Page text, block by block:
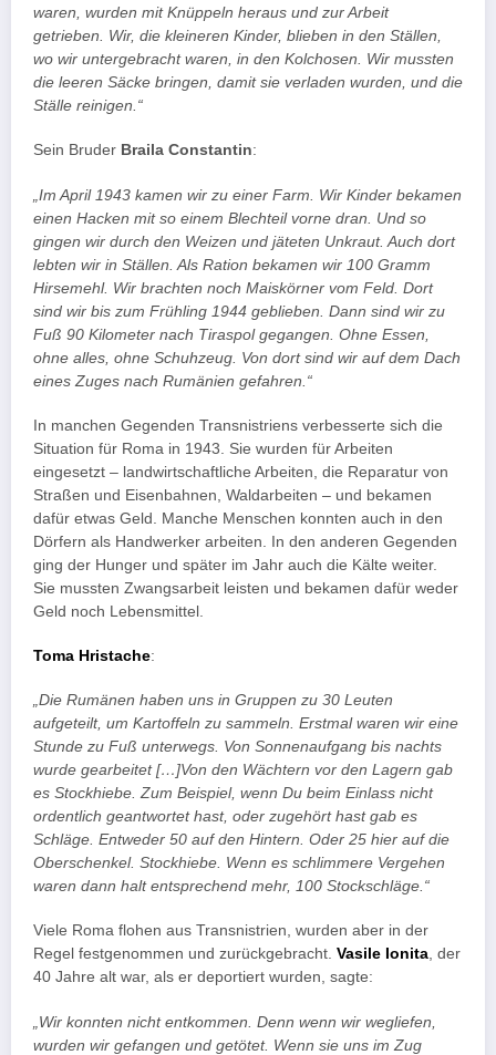
waren, wurden mit Knüppeln heraus und zur Arbeit
getrieben. Wir, die kleineren Kinder, blieben in den Ställen,
wo wir untergebracht waren, in den Kolchosen. Wir mussten
die leeren Säcke bringen, damit sie verladen wurden, und die
Ställe reinigen.“
Sein Bruder Braila Constantin:
„Im April 1943 kamen wir zu einer Farm. Wir Kinder bekamen
einen Hacken mit so einem Blechteil vorne dran. Und so
gingen wir durch den Weizen und jäteten Unkraut. Auch dort
lebten wir in Ställen. Als Ration bekamen wir 100 Gramm
Hirsemehl. Wir brachten noch Maiskörner vom Feld. Dort
sind wir bis zum Frühling 1944 geblieben. Dann sind wir zu
Fuß 90 Kilometer nach Tiraspol gegangen. Ohne Essen,
ohne alles, ohne Schuhzeug. Von dort sind wir auf dem Dach
eines Zuges nach Rumänien gefahren.“
In manchen Gegenden Transnistriens verbesserte sich die
Situation für Roma in 1943. Sie wurden für Arbeiten
eingesetzt – landwirtschaftliche Arbeiten, die Reparatur von
Straßen und Eisenbahnen, Waldarbeiten – und bekamen
dafür etwas Geld. Manche Menschen konnten auch in den
Dörfern als Handwerker arbeiten. In den anderen Gegenden
ging der Hunger und später im Jahr auch die Kälte weiter.
Sie mussten Zwangsarbeit leisten und bekamen dafür weder
Geld noch Lebensmittel.
Toma Hristache:
„Die Rumänen haben uns in Gruppen zu 30 Leuten
aufgeteilt, um Kartoffeln zu sammeln. Erstmal waren wir eine
Stunde zu Fuß unterwegs. Von Sonnenaufgang bis nachts
wurde gearbeitet […]Von den Wächtern vor den Lagern gab
es Stockhiebe. Zum Beispiel, wenn Du beim Einlass nicht
ordentlich geantwortet hast, oder zugehört hast gab es
Schläge. Entweder 50 auf den Hintern. Oder 25 hier auf die
Oberschenkel. Stockhiebe. Wenn es schlimmere Vergehen
waren dann halt entsprechend mehr, 100 Stockschläge.“
Viele Roma flohen aus Transnistrien, wurden aber in der
Regel festgenommen und zurückgebracht. Vasile Ionita, der
40 Jahre alt war, als er deportiert wurden, sagte:
„Wir konnten nicht entkommen. Denn wenn wir wegliefen,
wurden wir gefangen und getötet. Wenn sie uns im Zug